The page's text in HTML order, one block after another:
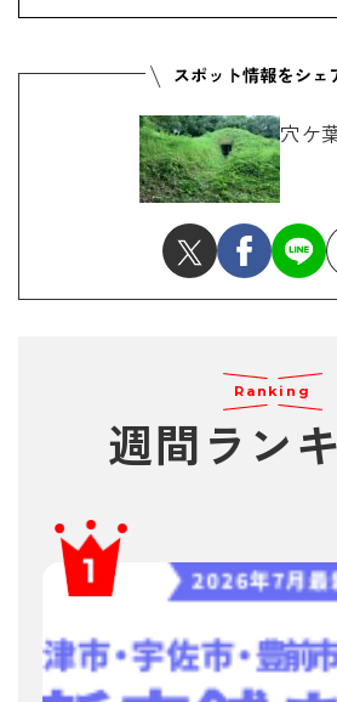
穴ケ
Ranking
週間ラン